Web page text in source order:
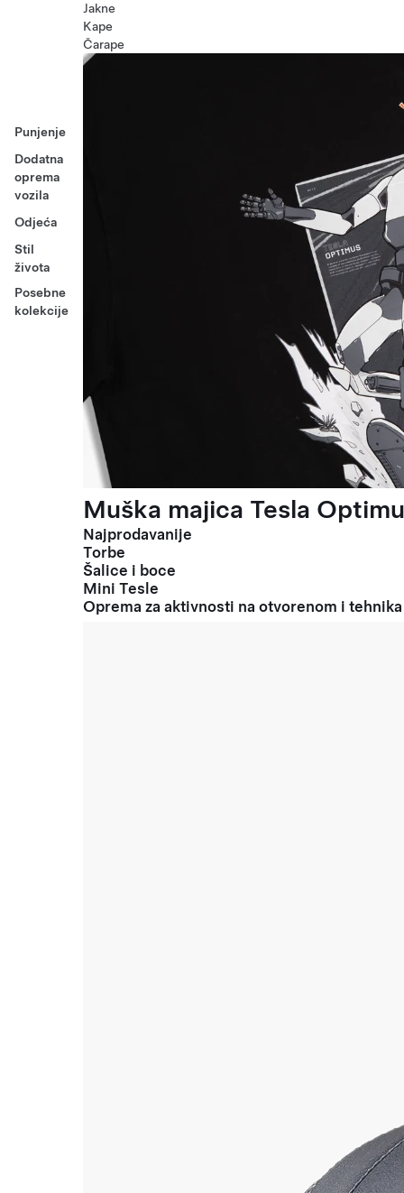
Punjenje
Dodatna
oprema
vozila
Odjeća
Stil
života
Posebne
kolekcije
Jakne
Kape
Čarape
Muška majica Tesla
Najprodavanije
Torbe
Šalice i boce
Mini Tesle
Oprema za aktivnosti na otvorenom i tehnika